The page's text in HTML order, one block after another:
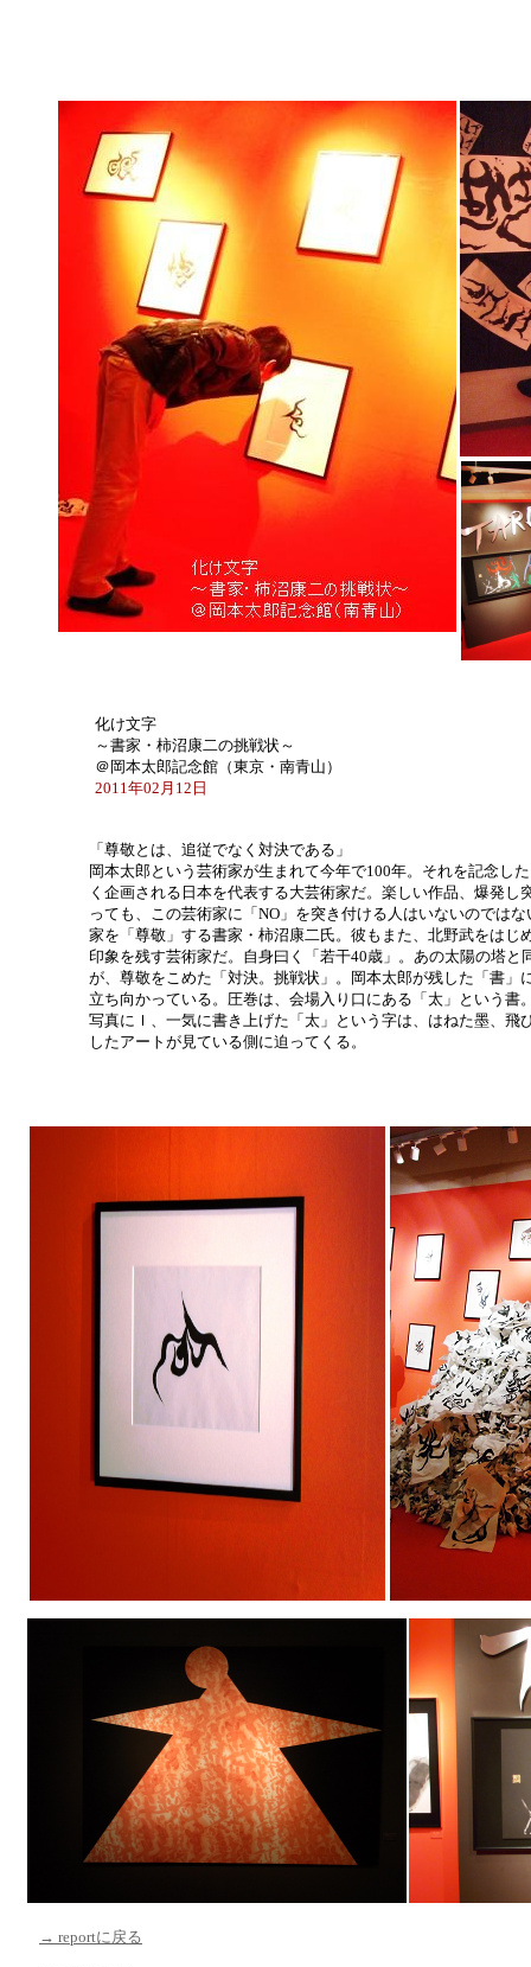
→ reportに戻る
化け文字
～書家・柿沼康二の挑戦状～
＠岡本太郎記念館（東京・南青山）
2011年02月12日
「尊敬とは、追従でなく対決である」
岡本太郎という芸術家が生まれて今年で100年。それを記念し
く企画される日本を代表する大芸術家だ。楽しい作品、爆発し
っても、この芸術家に「NO」を突き付ける人はいないのでは
家を「尊敬」する書家・柿沼康二氏。彼もまた、北野武をはじ
印象を残す芸術家だ。自身曰く「若干40歳」。あの太陽の塔と
が、尊敬をこめた「対決。挑戦状」。岡本太郎が残した「書」
立ち向かっている。圧巻は、会場入り口にある「太」という書
写真にｌ、一気に書き上げた「太」という字は、はねた墨、飛
したアートが見ている側に迫ってくる。